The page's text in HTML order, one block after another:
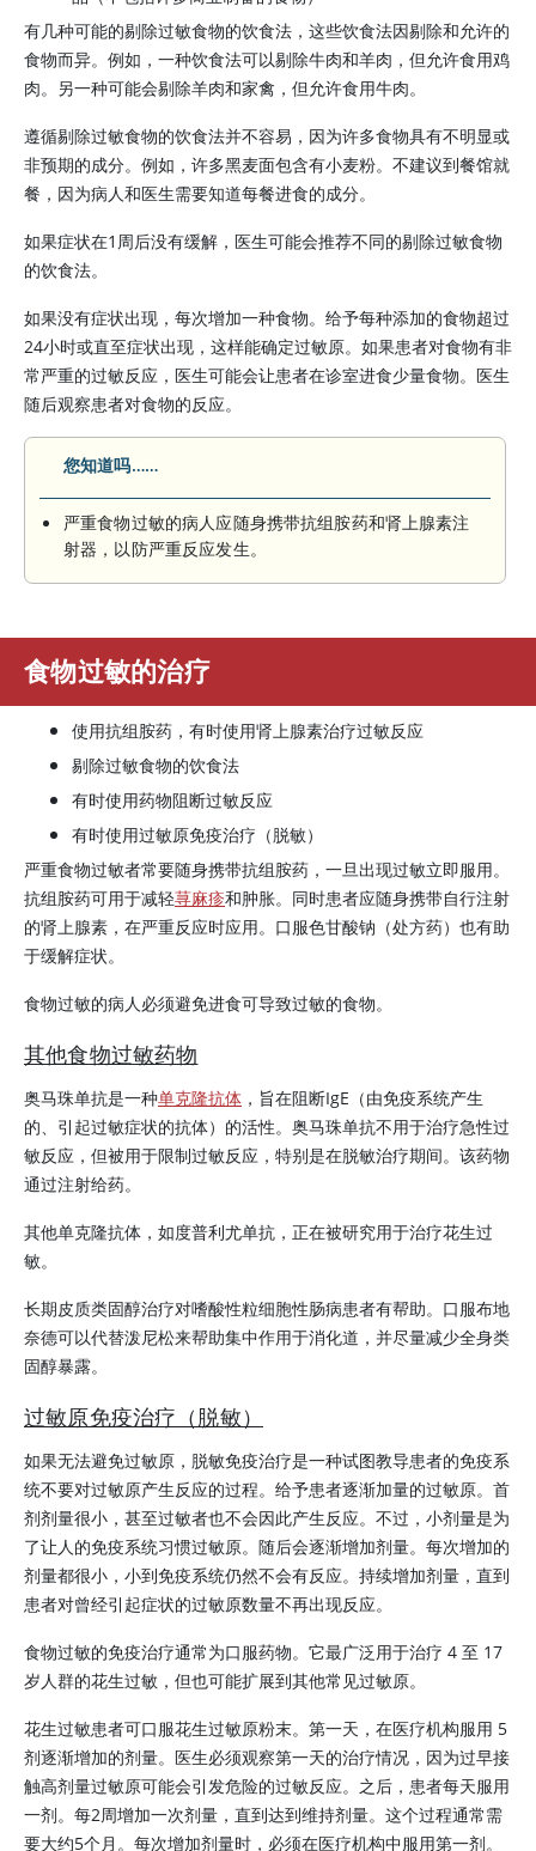
有几种可能的剔除过敏食物的饮食法，这些饮食法因剔除和允许的
食物而异。例如，一种饮食法可以剔除牛肉和羊肉，但允许食用鸡
肉。另一种可能会剔除羊肉和家禽，但允许食用牛肉。
遵循剔除过敏食物的饮食法并不容易，因为许多食物具有不明显或
非预期的成分。例如，许多黑麦面包含有小麦粉。不建议到餐馆就
餐，因为病人和医生需要知道每餐进食的成分。
如果症状在1周后没有缓解，医生可能会推荐不同的剔除过敏食物
的饮食法。
如果没有症状出现，每次增加一种食物。给予每种添加的食物超过
24小时或直至症状出现，这样能确定过敏原。如果患者对食物有非
常严重的过敏反应，医生可能会让患者在诊室进食少量食物。医生
随后观察患者对食物的反应。
您知道吗……
严重食物过敏的病人应随身携带抗组胺药和肾上腺素注
射器，以防严重反应发生。
食物过敏的治疗
使用抗组胺药，有时使用肾上腺素治疗过敏反应
剔除过敏食物的饮食法
有时使用药物阻断过敏反应
有时使用过敏原免疫治疗（脱敏）
严重食物过敏者常要随身携带抗组胺药，一旦出现过敏立即服用。
抗组胺药可用于减轻荨麻疹和肿胀。同时患者应随身携带自行注射
的肾上腺素，在严重反应时应用。口服色甘酸钠（处方药）也有助
于缓解症状。
食物过敏的病人必须避免进食可导致过敏的食物。
其他食物过敏药物
奥马珠单抗是一种单克隆抗体 ，旨在阻断IgE（由免疫系统产生
的、引起过敏症状的抗体）的活性。 奥马珠单抗不用于治疗急性过
敏反应，但被用于限制过敏反应，特别是在脱敏治疗期间。该药物
通过注射给药。
其他单克隆抗体，如度普利尤单抗，正在被研究用于治疗花生过
敏。
长期皮质类固醇治疗对嗜酸性粒细胞性肠病患者有帮助。口服布地
奈德可以代替泼尼松来帮助集中作用于消化道，并尽量减少全身类
固醇暴露。
过敏原免疫治疗（脱敏）
如果无法避免过敏原，脱敏免疫治疗是一种试图教导患者的免疫系
统不要对过敏原产生反应的过程。给予患者逐渐加量的过敏原。首
剂剂量很小，甚至过敏者也不会因此产生反应。不过，小剂量是为
了让人的免疫系统习惯过敏原。随后会逐渐增加剂量。每次增加的
剂量都很小，小到免疫系统仍然不会有反应。持续增加剂量，直到
患者对曾经引起症状的过敏原数量不再出现反应。
食物过敏的免疫治疗通常为口服药物。它最广泛用于治疗 4 至 17
岁人群的花生过敏，但也可能扩展到其他常见过敏原。
花生过敏患者可口服花生过敏原粉末。第一天，在医疗机构服用 5
剂逐渐增加的剂量。医生必须观察第一天的治疗情况，因为过早接
触高剂量过敏原可能会引发危险的过敏反应。之后，患者每天服用
一剂。每2周增加一次剂量，直到达到维持剂量。这个过程通常需
要大约5个月。每次增加剂量时，必须在医疗机构中服用第一剂。